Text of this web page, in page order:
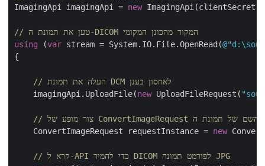
ImagingApi imagingApi = new
// טען את תמונת ה-DICOM המקור מהכונן המקומי
using (var stream = System.IO.File.OpenRead(
{
// העלה את תמונת DCM לאחסון בענן
    imagingApi.UploadFile(
new UploadFileRequest(
    ConvertImageRequest requestInstance =
new
// קרא ל-API כדי להמיר DICOM לפורמט תמונה JPG